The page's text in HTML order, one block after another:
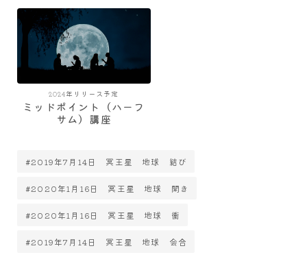
2024年リリース予定
ミッドポイント（ハーフ
サム）講座
#2019年7月14日 冥王星 地球 結び
#2020年1月16日 冥王星 地球 開き
#2020年1月16日 冥王星 地球 衝
#2019年7月14日 冥王星 地球 会合